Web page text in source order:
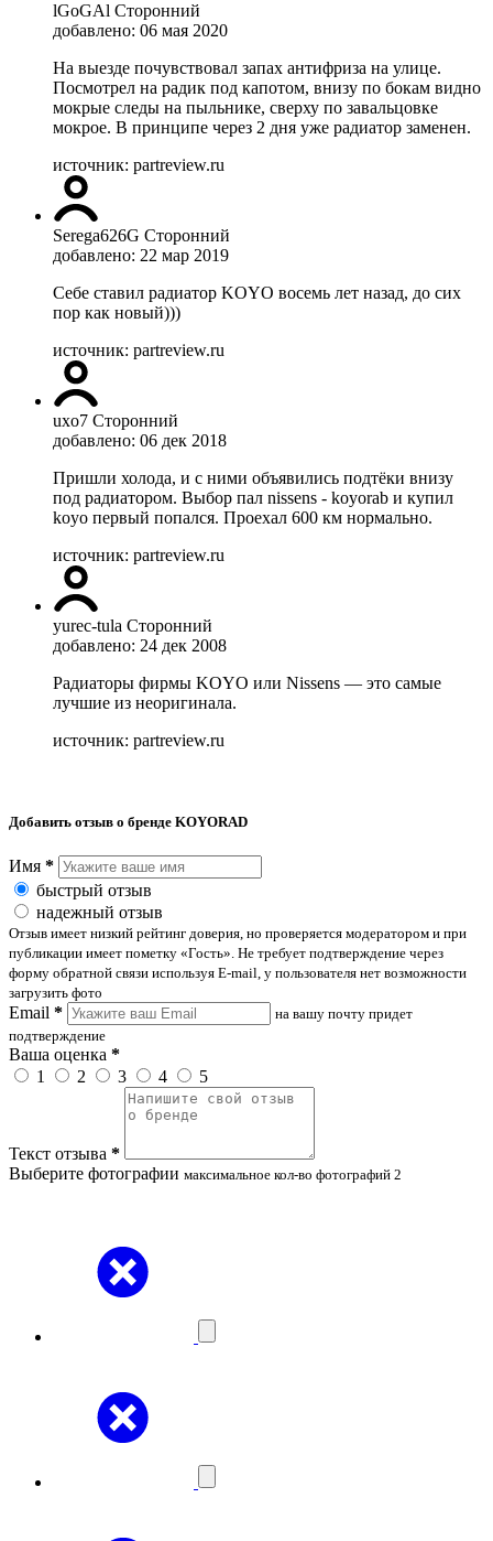
lGoGAl Сторонний
добавлено: 06 мая 2020
На выезде почувствовал запах антифриза на улице.
Посмотрел на радик под капотом, внизу по бокам видно
мокрые следы на пыльнике, сверху по завальцовке
мокрое. В принципе через 2 дня уже радиатор заменен.
источник: partreview.ru
Serega626G Сторонний
добавлено: 22 мар 2019
Себе ставил радиатор KOYO восемь лет назад, до сих
пор как новый)))
источник: partreview.ru
uxo7 Сторонний
добавлено: 06 дек 2018
Пришли холода, и с ними объявились подтёки внизу
под радиатором. Выбор пал nissens - koyorab и купил
koyo первый попался. Проехал 600 км нормально.
источник: partreview.ru
yurec-tula Сторонний
добавлено: 24 дек 2008
Радиаторы фирмы KOYO или Nissens — это самые
лучшие из неоригинала.
источник: partreview.ru
Добавить отзыв о бренде KOYORAD
Имя *
быстрый отзыв
надежный отзыв
Отзыв имеет низкий рейтинг доверия, но проверяется модератором и при
публикации имеет пометку «Гость». Не требует подтверждение через
форму обратной связи используя E-mail, у пользователя нет возможности
загрузить фото
Email *
на вашу почту придет
подтверждение
Ваша оценка *
1
2 3 4 5
Текст отзыва *
Выберите фотографии максимальное кол-во фотографий 2